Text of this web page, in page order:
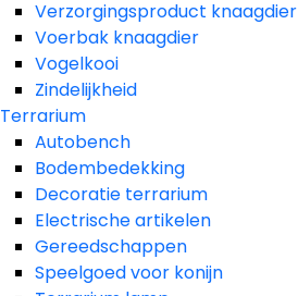
Verzorgingsproduct knaagdier
Voerbak knaagdier
Vogelkooi
Zindelijkheid
Terrarium
Autobench
Bodembedekking
Decoratie terrarium
Electrische artikelen
Gereedschappen
Speelgoed voor konijn